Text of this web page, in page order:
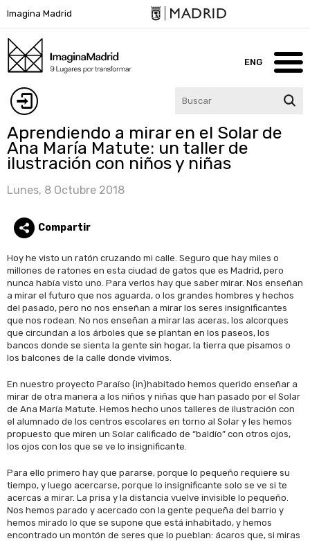
al
contenido
principal
Imagina Madrid
sesión
ENG
Imagina Madrid
Lugares
Agenda
Contacto
Aprendiendo a mirar en el Solar de
Ana María Matute: un taller de
ilustración con niños y niñas
Lunes, 8 Octubre 2018
Compartir
Hoy he visto un ratón cruzando mi calle. Seguro que hay miles o
millones de ratones en esta ciudad de gatos que es Madrid, pero
nunca había visto uno. Para verlos hay que saber mirar. Nos enseñan
a mirar el futuro que nos aguarda, o los grandes hombres y hechos
del pasado, pero no nos enseñan a mirar los seres insignificantes
que nos rodean. No nos enseñan a mirar las aceras, los alcorques
que circundan a los árboles que se plantan en los paseos, los
bancos donde se sienta la gente sin hogar, la tierra que pisamos o
los balcones de la calle donde vivimos.
En nuestro proyecto Paraíso (in)habitado hemos querido enseñar a
mirar de otra manera a los niños y niñas que han pasado por el Solar
de Ana María Matute. Hemos hecho unos talleres de ilustración con
el alumnado de los centros escolares en torno al Solar y les hemos
propuesto que miren un Solar calificado de “baldío” con otros ojos,
los ojos con los que se ve lo insignificante.
Para ello primero hay que pararse, porque lo pequeño requiere su
tiempo, y luego acercarse, porque lo insignificante solo se ve si te
acercas a mirar. La prisa y la distancia vuelve invisible lo pequeño.
Nos hemos parado y acercado con la gente pequeña del barrio y
hemos mirado lo que se supone que está inhabitado, y hemos
encontrado un montón de seres que lo pueblan: ácaros que, si miras